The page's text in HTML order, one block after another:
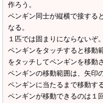
作ろう。
ペンギン同士が縦横で接する
なる。
１匹では固まりにならないぞ。
ペンギンをタッチすると移動
をタッチしてペンギンを移動
ペンギンの移動範囲は、矢印
ペンギンに当たるまで移動す
ペンギンが移動できるのは１